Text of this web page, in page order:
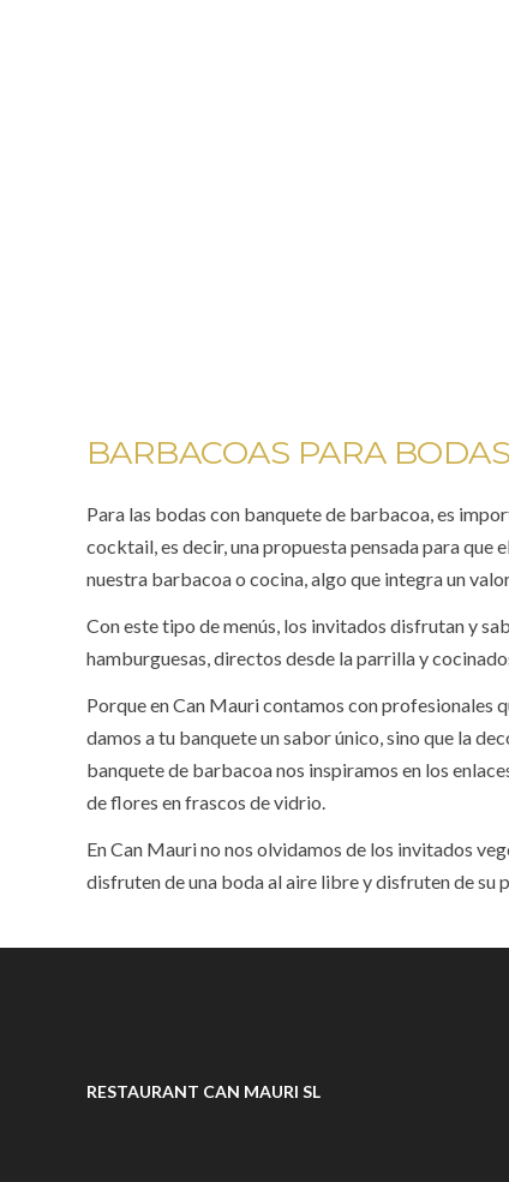
BARBACOAS PARA BODAS
Para las bodas con banquete de barbacoa, es
cocktail, es decir, una propuesta pensada para que
nuestra barbacoa o cocina, algo que integra un
Con este tipo de menús, los invitados disfrutan y
hamburguesas, directos desde la parrilla y
Porque en Can Mauri contamos con profesionales
damos a tu banquete un sabor único, sino que la
banquete de barbacoa nos inspiramos en los
de flores en frascos de vidrio.
En Can Mauri no nos olvidamos de los invitados
disfruten de una boda al aire libre y disfruten de su
RESTAURANT CAN MAURI SL